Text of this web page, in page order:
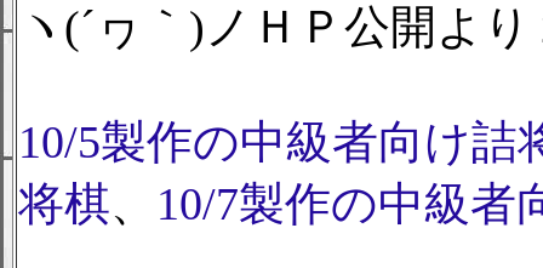
ヽ(´ヮ｀)ノＨＰ公開よ
10/5製作の中級者向け詰
将棋、 10/7製作の中級者